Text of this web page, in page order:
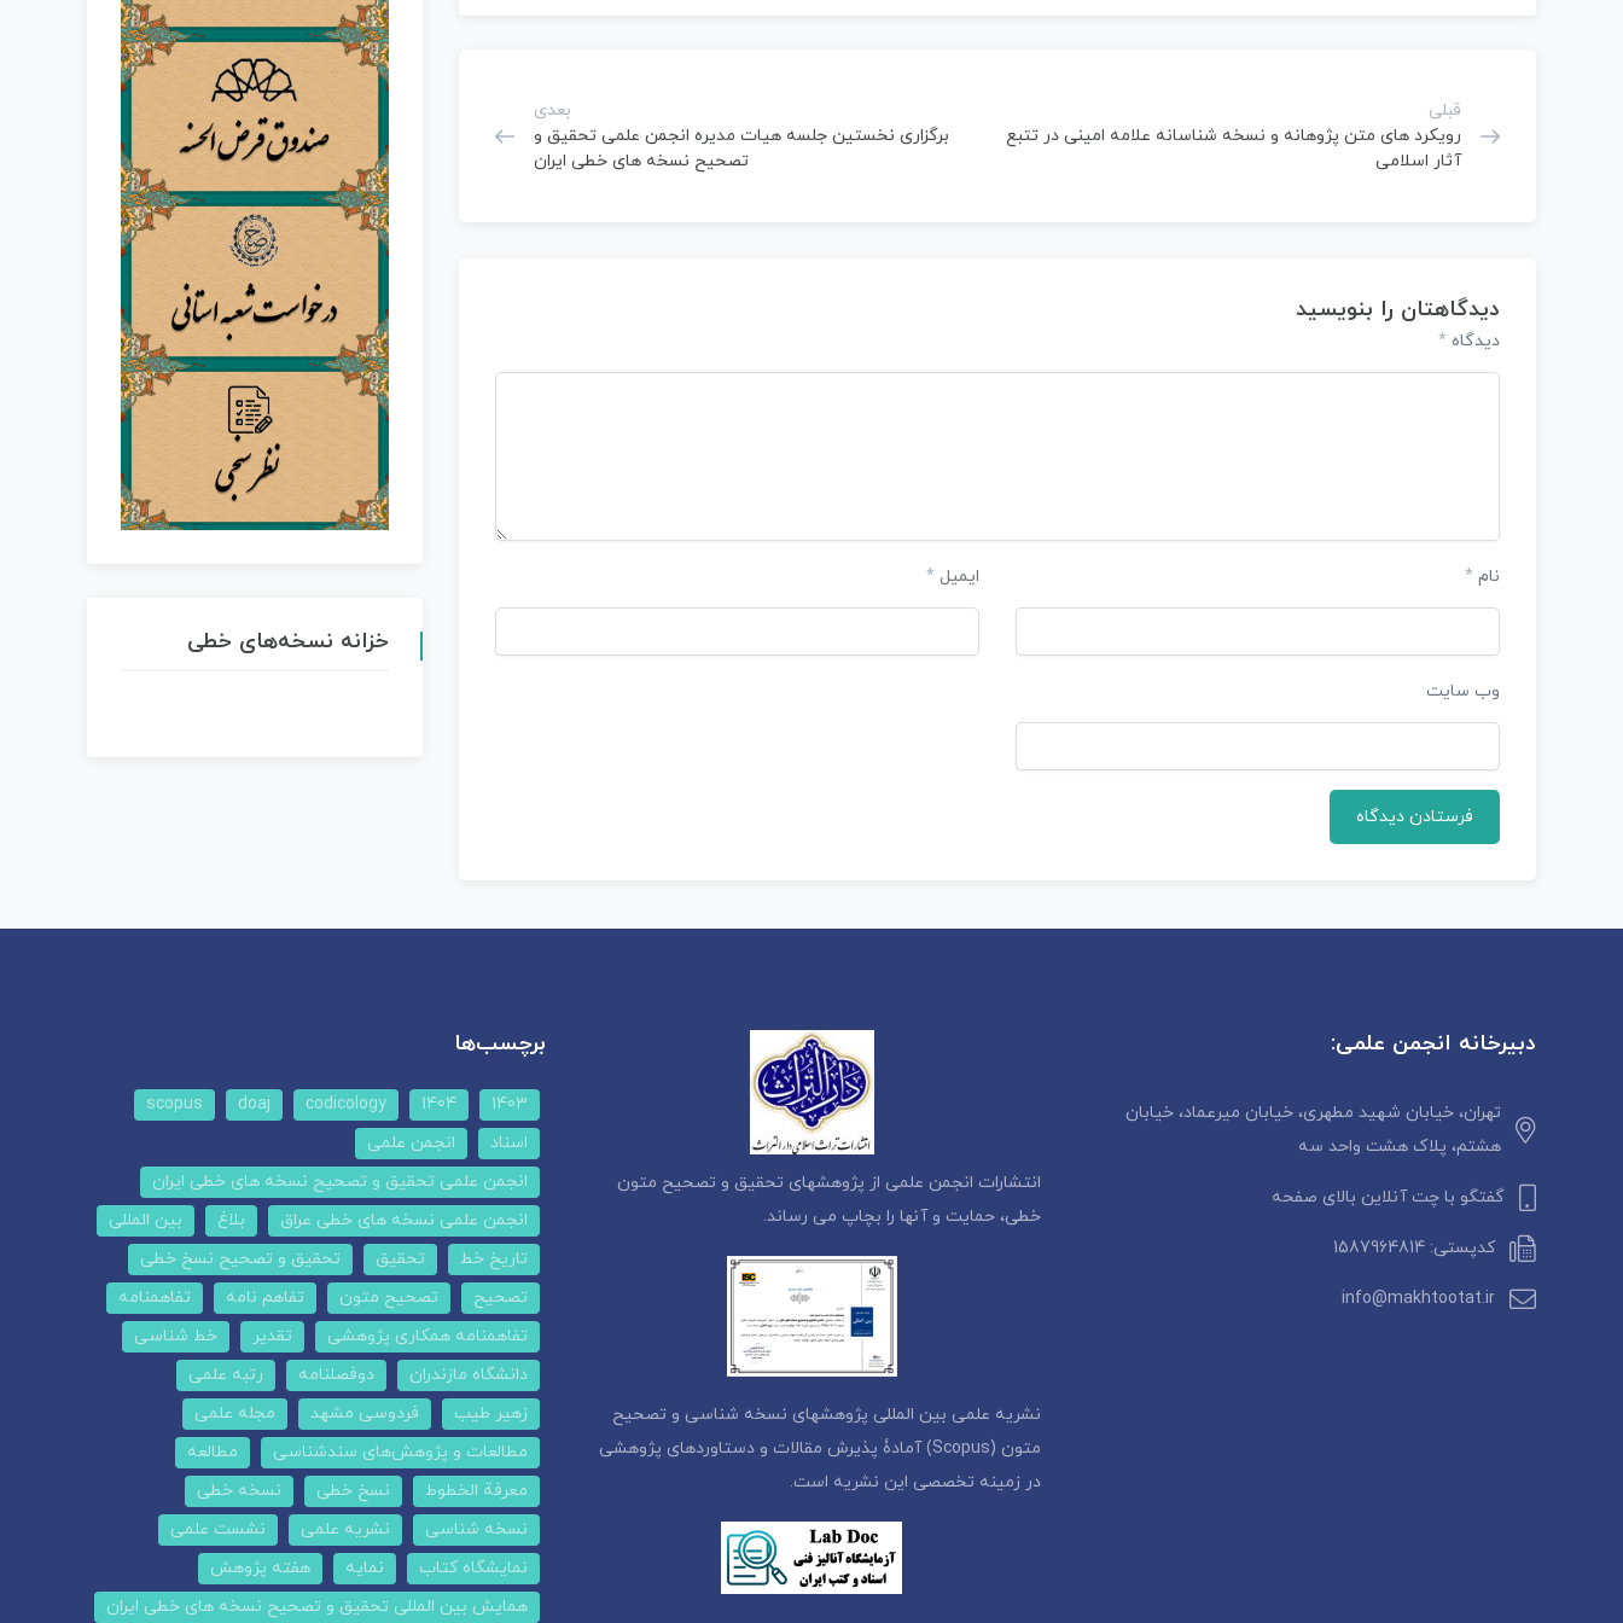
قبلی
رویکرد های متن پژوهانه و نسخه شناسانه علامه امینی در تتبع
آثار اسلامی
بعدی
برگزاری نخستین جلسه هیات مدیره انجمن علمی تحقیق و
تصحیح نسخه های خطی ایران
دیدگاهتان را بنویسید
دیدگاه *
نام * ایمیل *
وب‌ سایت
خزانه نسخه‌های خطی
دبیرخانه انجمن علمی:
تهران، خیابان شهید مطهری، خیابان میرعماد، خیابان
هشتم، پلاک هشت واحد سه
گفتگو با چت آنلاین بالای صفحه
کدپستی: 1587964814
info@makhtootat.ir
انتشارات انجمن علمی از پژوهشهای تحقیق و تصحیح متون
خطی، حمایت و آنها را بچاپ می رساند.
نشریه علمی بین المللی پژوهشهای نسخه شناسی و تصحیح
متون (Scopus) آمادۀ پذیرش مقالات و دستاوردهای پژوهشی
در زمینه تخصصی این نشریه است.
برچسب‌ها
1403
1404
codicology
doaj
scopus
اسناد
انجمن علمی
انجمن علمی تحقیق و تصحیح نسخه های خطی ایران
انجمن علمی نسخه های خطی عراق
بلاغ
بین المللی
تاریخ خط
تحقیق
تحقیق و تصحیح نسخ خطی
تصحیح
تصحیح متون تفاهم نامه
تفاهمنامه
تفاهمنامه همکاری پژوهشی
تقدیر
خط شناسی
دانشگاه مازندران
دوفصلنامه
رتبه علمی
زهیر طیب
فردوسی مشهد
مجله علمی
مطالعات و پژوهش‌های سندشناسی
مطالعه
معرفة الخطوط
نسخ خطی
نسخه خطی
نسخه شناسی
نشریه علمی
نشست علمی
نمایشگاه کتاب
نمایه
هفته پژوهش
همایش بین المللی تحقیق و تصحیح نسخه های خطی ایران